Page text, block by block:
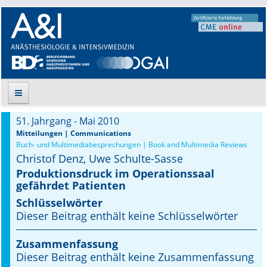
Suche
Aktuelle Ausgabe
Leitlinien
Archiv
Supplements
Supplements OrphanAnesthesia
51. Jahrgang - Mai 2010
Mitteilungen | Communications
Buch- und Multimediabesprechungen | Book and Multimedia Reviews
Christof Denz, Uwe Schulte-Sasse
Produktionsdruck im Operationssaal
gefährdet Patienten
Schlüsselwörter
Dieser Beitrag enthält keine Schlüsselwörter
Zusammenfassung
Dieser Beitrag enthält keine Zusammenfassung